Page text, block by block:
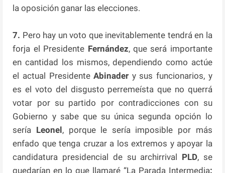
la oposición ganar las elecciones.
7. Pero hay un voto que inevitablemente tendrá en la
forja el Presidente Fernández, que será importante
en cantidad los mismos, dependiendo como actúe
el actual PresidenteAbinader y sus funcionarios, y
es el voto del disgusto perremeísta que no querrá
votar por su partido por contradicciones con su
Gobierno y sabe que su única segunda opción lo
sería Leonel, porque le sería imposible por más
enfado que tenga cruzar a los extremos y apoyar la
candidatura presidencial de su archirrival PLD, se
quedarían en lo que llamaré “La Parada Intermedia: